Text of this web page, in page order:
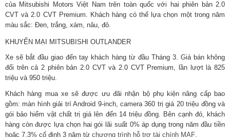
của Mitsubishi Motors Việt Nam trên toàn quốc với hai phiên bản 2.0
CVT và 2.0 CVT Premium. Khách hàng có thể lựa chọn một trong năm
màu sắc: Đen, trắng, xám, nâu, đỏ.
KHUYẾN MẠI MITSUBISHI OUTLANDER
Xe sẽ bắt đầu giao đến tay khách hàng từ đầu Tháng 3. Giá bán không
đổi trên cả 2 phiên bản 2.0 CVT và 2.0 CVT Premium, lần lượt là 825
triệu và 950 triệu.
Khách hàng mua xe sẽ được ưu đãi nhận bộ phụ kiện nâng cấp bao
gồm: màn hình giải trí Android 9-inch, camera 360 trị giá 20 triệu đồng và
gói bảo hiểm vật chất trị giá lên đến 14 triệu đồng. Bên cạnh đó, khách
hàng còn được lựa chọn hai gói lãi suất 0% áp dụng trong năm đầu tiền
hoặc 7,3% cố định 3 năm từ chương trình hỗ trợ tài chính MAF